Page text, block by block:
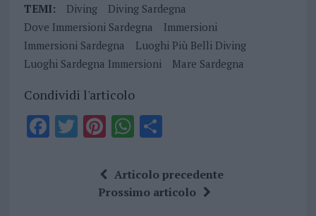
TEMI: Diving
Diving Sardegna
Dove Immersioni Sardegna
Immersioni
Immersioni Sardegna
Luoghi Più Belli Diving
Luoghi Sardegna Immersioni
Mare Sardegna
Condividi l'articolo
F T Pi
te
re
W
at
s
S
a
re
Articolo precedente
Prossimo articolo